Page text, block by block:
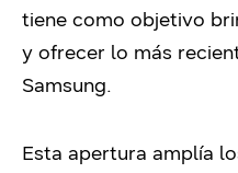
tiene como objetivo
y ofrecer lo más
Samsung.
Esta apertura amplía